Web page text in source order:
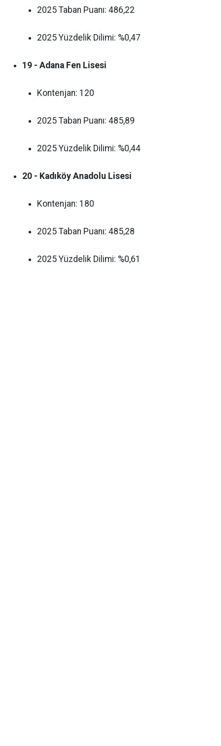
2025 Taban Puanı: 486,22
2025 Yüzdelik Dilimi: %0,47
19 - Adana Fen Lisesi
Kontenjan: 120
2025 Taban Puanı: 485,89
2025 Yüzdelik Dilimi: %0,44
20 - Kadıköy Anadolu Lisesi
Kontenjan: 180
2025 Taban Puanı: 485,28
2025 Yüzdelik Dilimi: %0,61